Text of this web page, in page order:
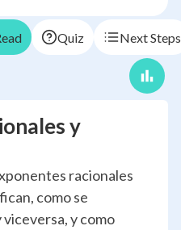
Quiz Next Steps
y
racionales
como se
y como